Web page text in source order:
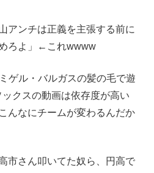
アンチは正義を主張する前に
ろよ」←これwwww
ゲル・バルガスの髪の毛で遊
クスの動画は依存度が高い
んなにチームが変わるんだか
市さん叩いてた奴ら、円高で